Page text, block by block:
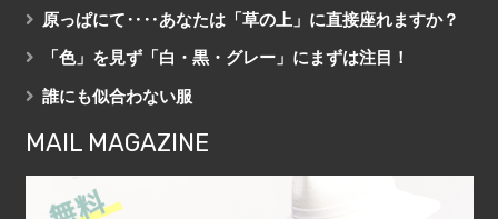
原っぱにて‥‥あなたは「草の上」に直接座れますか？
「色」を見ず「白・黒・グレー」にまずは注目！
誰にも似合わない服
MAIL MAGAZINE